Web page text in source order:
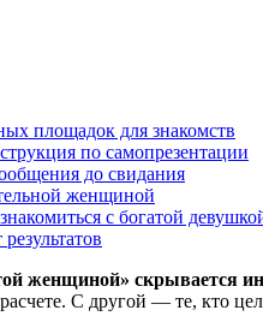
площадок для знакомств
по самопрезентации
до свидания
женщиной
с богатой
женщиной» скрывается
С другой — те, кто